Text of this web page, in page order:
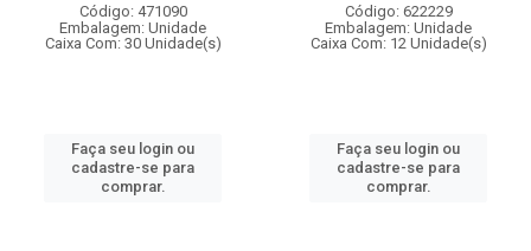
Código: 471090
Embalagem: Unidade
Caixa Com: 30 Unidade(s)
Faça seu login ou
cadastre-se para
comprar.
Código: 622229
Embalagem: Unidade
Caixa Com: 12 Unidade(s)
Faça seu login ou
cadastre-se para
comprar.